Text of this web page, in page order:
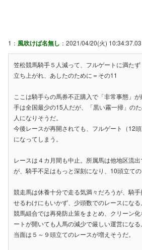
1： 風吹けば名無し ：2021/04/20(火)
笠松競馬騎手５人減って、フルゲートに満たず
立ち上がれ、あしたのために＝その11
ここは騎手らの馬券不正購入で「非常事態」
手は全国最少の15人だが、「黒い霧一掃」の
人になりそうだ。
今後レースが再開されても、フルゲート（12
になってしまう。
レースは４カ月間も中止。所属馬は他地区流
が、騎手不足はもっと深刻になり、10頭立ての
競走馬は休養十分で走る気満々だろうが、騎
せるわけにもいかず、少頭数でのレースになる。
競馬組合では再発防止策をまとめ、クリーン
ートが開いても人馬の減少で厳しい運営になる。
当面は５～９頭立てのレースが増えそうだ。